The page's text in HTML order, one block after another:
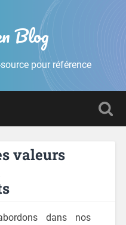
Blog
pour référence
valeurs
dans nos